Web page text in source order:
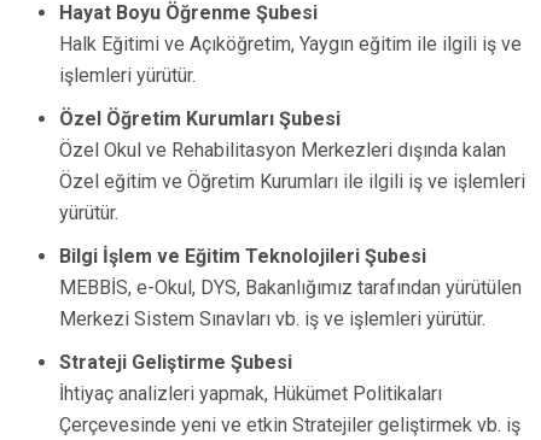
Hayat Boyu Öğrenme Şubesi
Halk Eğitimi ve Açıköğretim, Yaygın eğitim ile ilgili iş ve
işlemleri yürütür.
Özel Öğretim Kurumları Şubesi
Özel Okul ve Rehabilitasyon Merkezleri dışında kalan
Özel eğitim ve Öğretim Kurumları ile ilgili iş ve işlemleri
yürütür.
Bilgi İşlem ve Eğitim Teknolojileri Şubesi
MEBBİS, e-Okul, DYS, Bakanlığımız tarafından yürütülen
Merkezi Sistem Sınavları vb. iş ve işlemleri yürütür.
Strateji Geliştirme Şubesi
İhtiyaç analizleri yapmak, Hükümet Politikaları
Çerçevesinde yeni ve etkin Stratejiler geliştirmek vb. iş